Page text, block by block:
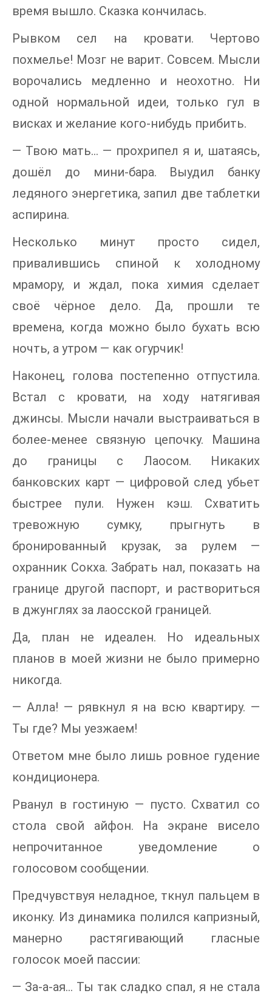
время вышло. Сказка кончилась.
Рывком сел на кровати. Чертово
похмелье! Мозг не варит. Совсем. Мысли
ворочались медленно и неохотно. Ни
одной нормальной идеи, только гул в
висках и желание кого-нибудь прибить.
— Твою мать… — прохрипел я и, шатаясь,
дошёл до мини-бара. Выудил банку
ледяного энергетика, запил две таблетки
аспирина.
Несколько минут просто сидел,
привалившись спиной к холодному
мрамору, и ждал, пока химия сделает
своё чёрное дело. Да, прошли те
времена, когда можно было бухать всю
ночть, а утром — как огурчик!
Наконец, голова постепенно отпустила.
Встал с кровати, на ходу натягивая
джинсы. Мысли начали выстраиваться в
более-менее связную цепочку. Машина
до границы с Лаосом. Никаких
банковских карт — цифровой след убьет
быстрее пули. Нужен кэш. Схватить
тревожную сумку, прыгнуть в
бронированный крузак, за рулем —
охранник Сокха. Забрать нал, показать на
границе другой паспорт, и раствориться
в джунглях за лаосской границей.
Да, план не идеален. Но идеальных
планов в моей жизни не было примерно
никогда.
— Алла! — рявкнул я на всю квартиру. —
Ты где? Мы уезжаем!
Ответом мне было лишь ровное гудение
кондиционера.
Рванул в гостиную — пусто. Схватил со
стола свой айфон. На экране висело
непрочитанное уведомление о
голосовом сообщении.
Предчувствуя неладное, ткнул пальцем в
иконку. Из динамика полился капризный,
манерно растягивающий гласные
голосок моей пассии:
— За-а-ая… Ты так сладко спал, я не стала